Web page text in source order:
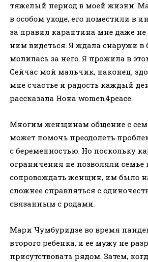
тяжелый период в моей жизни.
в особом уходе, его поместили в
за правил карантина мне даже
ним видеться. Я ждала снаружи в
молилась за него. Я прожила в
Сейчас мой мальчик, наконец,
мне счастье и радость каждый
рассказала Нона women4peace.
Многим женщинам общение с
может помочь преодолеть
с беременностью. Но поскольку
ограничения не позволяли семье
сопровождать женщин, им было
сложнее справляться с
связанным с родами.
Мари Чумбуридзе во время
второго ребенка, и ее мужу не
присутствовать рядом. Затем,